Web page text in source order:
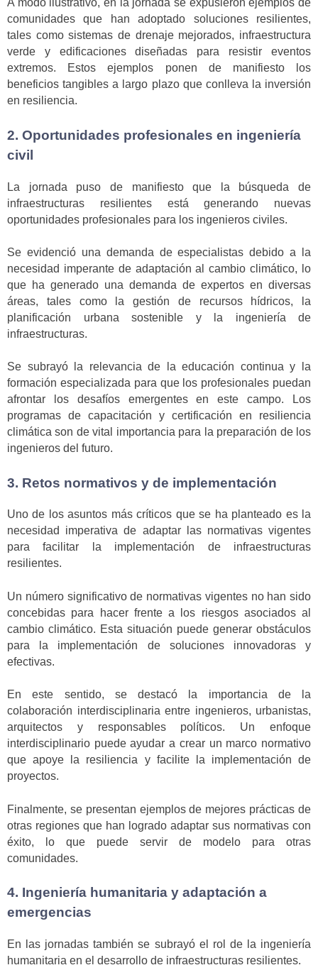
A modo ilustrativo, en la jornada se expusieron ejemplos de
comunidades que han adoptado soluciones resilientes,
tales como sistemas de drenaje mejorados, infraestructura
verde y edificaciones diseñadas para resistir eventos
extremos. Estos ejemplos ponen de manifiesto los
beneficios tangibles a largo plazo que conlleva la inversión
en resiliencia.
2. Oportunidades profesionales en ingeniería
civil
La jornada puso de manifiesto que la búsqueda de
infraestructuras resilientes está generando nuevas
oportunidades profesionales para los ingenieros civiles.
Se evidenció una demanda de especialistas debido a la
necesidad imperante de adaptación al cambio climático, lo
que ha generado una demanda de expertos en diversas
áreas, tales como la gestión de recursos hídricos, la
planificación urbana sostenible y la ingeniería de
infraestructuras.
Se subrayó la relevancia de la educación continua y la
formación especializada para que los profesionales puedan
afrontar los desafíos emergentes en este campo. Los
programas de capacitación y certificación en resiliencia
climática son de vital importancia para la preparación de los
ingenieros del futuro.
3. Retos normativos y de implementación
Uno de los asuntos más críticos que se ha planteado es la
necesidad imperativa de adaptar las normativas vigentes
para facilitar la implementación de infraestructuras
resilientes.
Un número significativo de normativas vigentes no han sido
concebidas para hacer frente a los riesgos asociados al
cambio climático. Esta situación puede generar obstáculos
para la implementación de soluciones innovadoras y
efectivas.
En este sentido, se destacó la importancia de la
colaboración interdisciplinaria entre ingenieros, urbanistas,
arquitectos y responsables políticos. Un enfoque
interdisciplinario puede ayudar a crear un marco normativo
que apoye la resiliencia y facilite la implementación de
proyectos.
Finalmente, se presentan ejemplos de mejores prácticas de
otras regiones que han logrado adaptar sus normativas con
éxito, lo que puede servir de modelo para otras
comunidades.
4. Ingeniería humanitaria y adaptación a
emergencias
En las jornadas también se subrayó el rol de la ingeniería
humanitaria en el desarrollo de infraestructuras resilientes.